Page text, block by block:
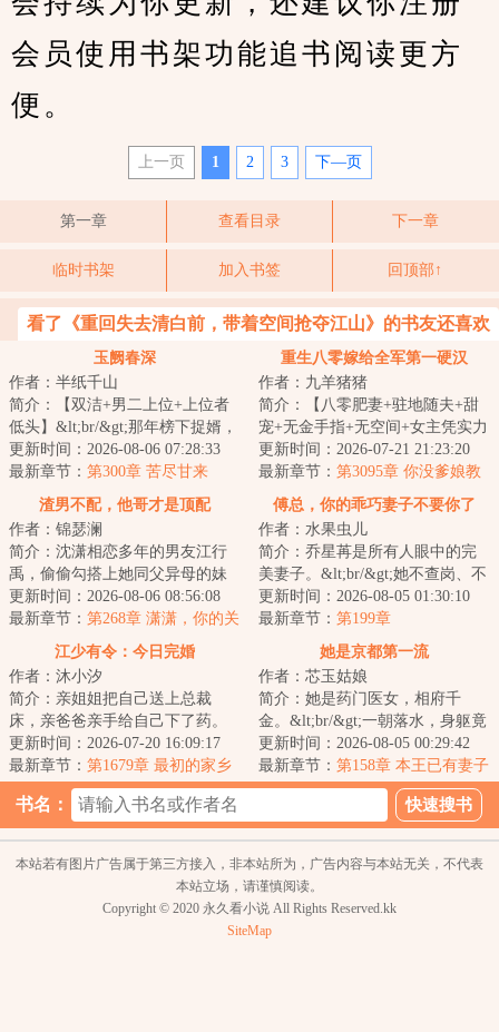
会员使用书架功能追书阅读更方
便。
上一页 1 2 3 下—页
第一章 查看目录 下一章
临时书架 加入书签 回顶部↑
看了《重回失去清白前，带着空间抢夺江山》的书友还喜欢
玉阙春深
作者：半纸千山
简介：【双洁+男二上位+上位者
低头】&lt;br/&gt;那年榜下捉婿，
柳韫玉遥遥一指，点中了一无所
有的清贫书...
更新时间：2026-08-06 07:28:33
最新章节： 第300章 苦尽甘来
重生八零嫁给全军第一硬汉
作者：九羊猪猪
简介：【八零肥妻+驻地随夫+甜
宠+无金手指+无空间+女主凭实力
逆袭创业】扑街网文作者姜绾一
朝穿越，重生...
更新时间：2026-07-21 21:23:20
最新章节： 第3095章 你没爹娘教
所以三观扭曲了
渣男不配，他哥才是顶配
作者：锦瑟澜
简介：沈潇相恋多年的男友江行
禹，偷偷勾搭上她同父异母的妹
妹沈凌，珠胎暗结；偏心的父母
软硬兼施，逼她...
更新时间：2026-08-06 08:56:08
最新章节： 第268章 潇潇，你的关
注点是不是偏了
傅总，你的乖巧妻子不要你了
作者：水果虫儿
简介：乔星苒是所有人眼中的完
美妻子。&lt;br/&gt;她不查岗、不
吃醋、不闹脾气。&lt;br/&gt;甚至
得知丈夫...
更新时间：2026-08-05 01:30:10
最新章节： 第199章
江少有令：今日完婚
作者：沐小汐
简介：亲姐姐把自己送上总裁
床，亲爸爸亲手给自己下了药。
从此我六亲不认！上错床的霸道
总裁没想到却是面...
更新时间：2026-07-20 16:09:17
最新章节： 第1679章 最初的家乡
【大结局】
她是京都第一流
作者：芯玉姑娘
简介：她是药门医女，相府千
金。&lt;br/&gt;一朝落水，身躯竟
被穿越女霸占三年。&lt;br/&gt;再
度归来，绝...
更新时间：2026-08-05 00:29:42
最新章节： 第158章 本王已有妻子
书名：
本站若有图片广告属于第三方接入，非本站所为，广告内容与本站无关，不代表
本站立场，请谨慎阅读。
Copyright © 2020 永久看小说 All Rights Reserved.kk
SiteMap